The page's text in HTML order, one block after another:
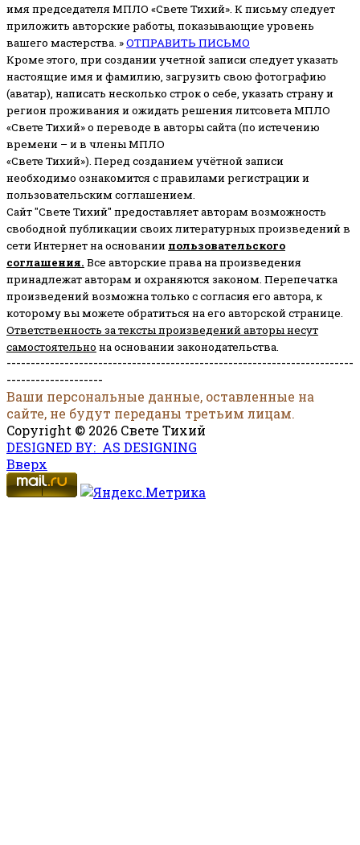
имя председателя МПЛО «Свете Тихий». К письму следует
приложить авторские работы, показывающие уровень
вашего мастерства. »ОТПРАВИТЬ ПИСЬМО
Кроме этого, при создании учетной записи следует указать
настоящие имя и фамилию, загрузить свою фотографию
(аватар), написать несколько строк о себе, указать страну и
регион проживания и ожидать решения литсовета МПЛО
«Свете Тихий» о переводе в авторы сайта (по истечению
времени – и в члены МПЛО
«Свете Тихий»). Перед созданием учётной записи
необходимо ознакомится с правилами регистрации и
пользовательским соглашением.
Сайт "Свете Тихий" предоставляет авторам возможность
свободной публикации своих литературных произведений в
сети Интернет на основании пользовательского
соглашения. Все авторские права на произведения
принадлежат авторам и охраняются законом. Перепечатка
произведений возможна только с согласия его автора, к
которому вы можете обратиться на его авторской странице.
Ответственность за тексты произведений авторы несут
самостоятельно на основании законодательства.
------------------------------------------------------------------------
--------------------
Ваши персональные данные, оставленные на
сайте, не будут переданы третьим лицам.
Copyright © 2026 Свете Тихий
DESIGNED BY: AS DESIGNING
Вверх